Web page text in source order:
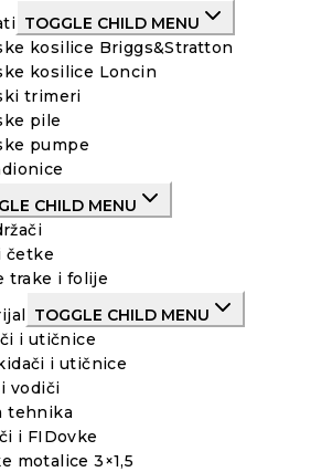
TOGGLE CHILD MENU
kosilice Briggs&Stratton
kosilice Loncin
trimeri
pile
pumpe
CHILD MENU
četke
trake i folije
TOGGLE CHILD MENU
i utičnice
i utičnice
vodiči
tehnika
i FIDovke
motalice 3×1,5